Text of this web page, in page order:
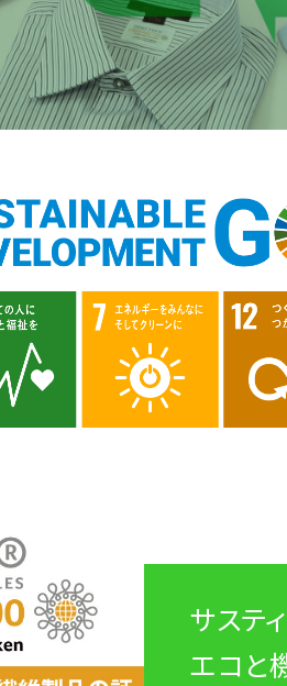
GRAND-
「自分らしくスタイ
サイズにとら
ファッションをもっ
ただ着られる服
本当に着たい服を
サステ
エコと